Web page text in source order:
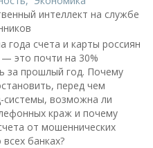
интеллект на службе
года счета и карты россиян
это почти на 30%
за прошлый год. Почему
перед чем
системы, возможна ли
краж и почему
от мошеннических
банках?